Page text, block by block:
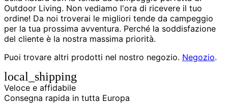
Outdoor Living. Non vediamo l'ora di ricevere il tuo
ordine! Da noi troverai le migliori tende da campeggio
per la tua prossima avventura. Perché la soddisfazione
del cliente è la nostra massima priorità.
Puoi trovare altri prodotti nel nostro negozio. Negozio.
local_shipping
Veloce e affidabile
Consegna rapida in tutta Europa